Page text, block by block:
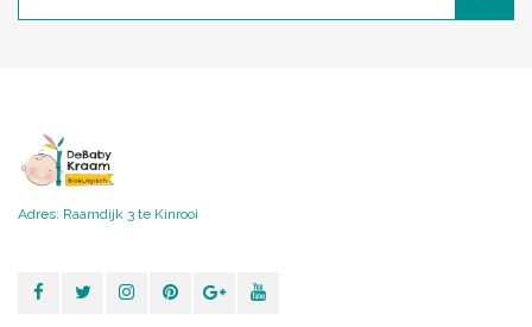
Adres: Raamdijk 3 te Kinrooi